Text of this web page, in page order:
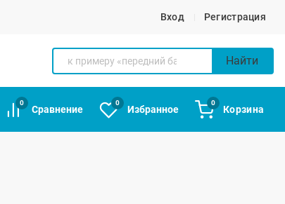
Вход Регистрация
Найти
0
Сравнение
0
Избранное
0
Корзина